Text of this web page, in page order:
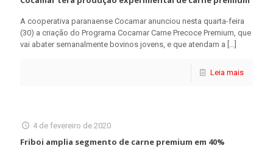
A cooperativa paranaense Cocamar anunciou nesta quarta-feira
(30) a criação do Programa Cocamar Carne Precoce Premium, que
vai abater semanalmente bovinos jovens, e que atendam a […]
Leia mais
4 de fevereiro de 2020
Friboi amplia segmento de carne premium em 40%